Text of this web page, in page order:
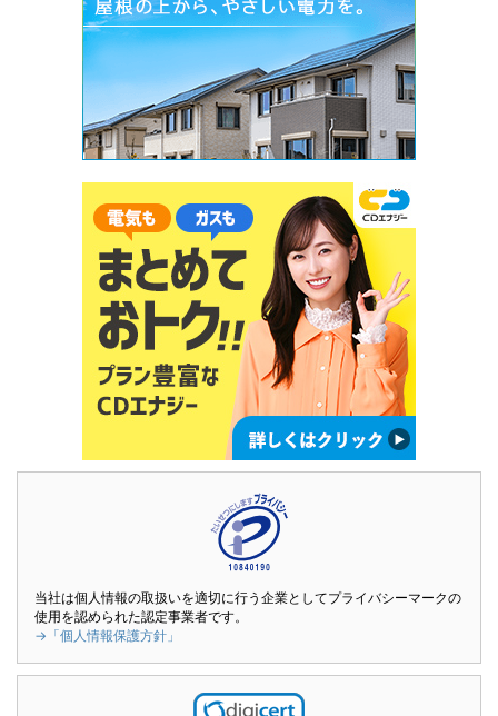
当社は個人情報の取扱いを適切に行う企業としてプライバシーマークの
使用を認められた認定事業者です。
→「個人情報保護方針」